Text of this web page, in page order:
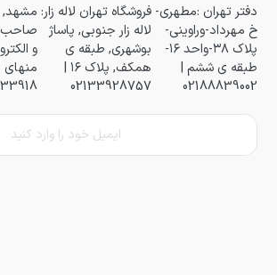
دفتر تهران :مطهری-
خ مهرداد-وراوینی-
پلاک ۳۸-واحد ۱۶-
طبقه ی ششم |
02188839002
فروشگاه تهران لاله زار:
لاله زار جنوبی, پاساژ
بوشهری, طبقه ی
همکف, پلاک ۱۶ |
02133928757
مشهد,
صاحب
و
منهای